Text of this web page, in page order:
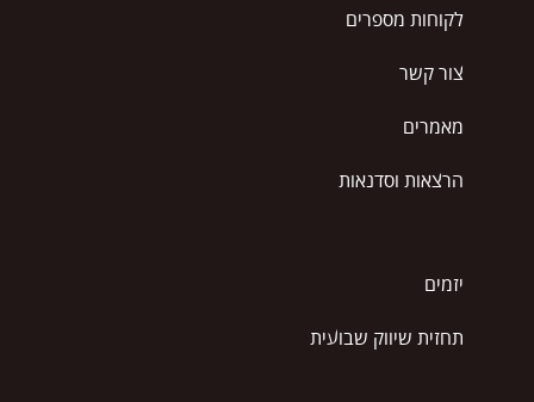
לקוחות מספרים
צור קשר
מאמרים
הרצאות וסדנאות
יזמים
תחזית שיווק שבועית